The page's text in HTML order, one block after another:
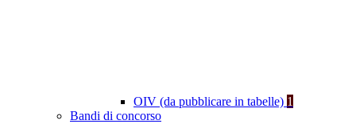
OIV (da pubblicare in tabelle) 1
Bandi di concorso